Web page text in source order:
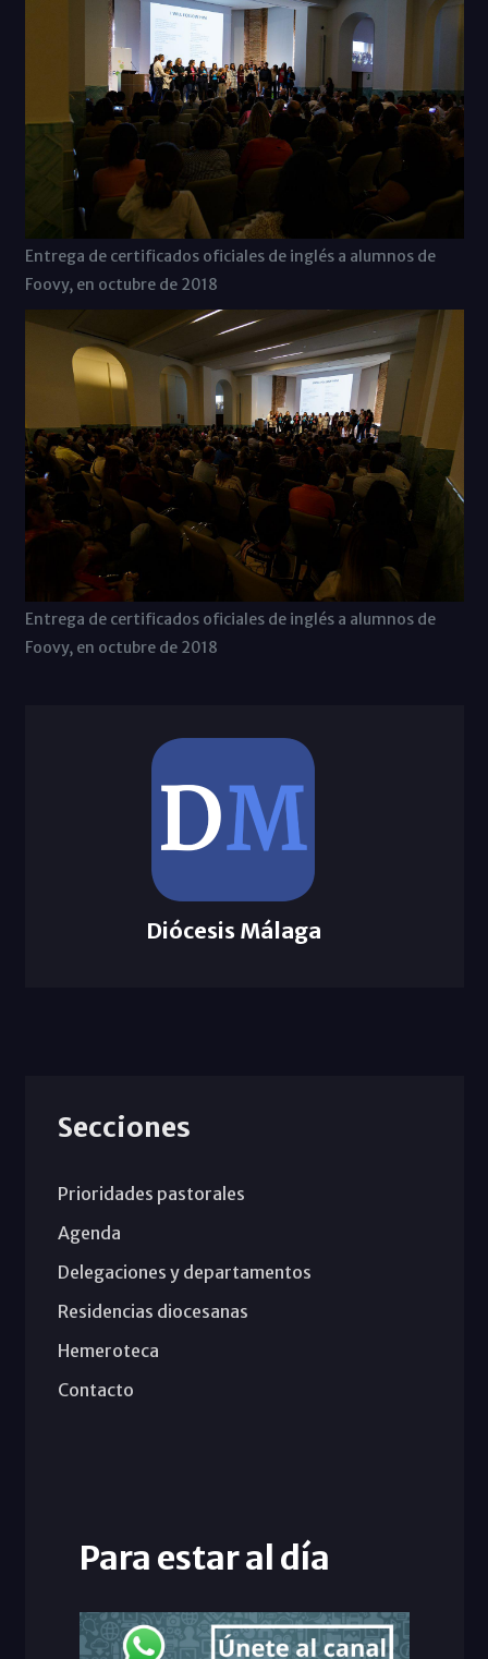
Entrega de certificados oficiales de inglés a alumnos de
Foovy, en octubre de 2018
Entrega de certificados oficiales de inglés a alumnos de
Foovy, en octubre de 2018
Diócesis Málaga
Secciones
Prioridades pastorales
Agenda
Delegaciones y departamentos
Residencias diocesanas
Hemeroteca
Contacto
Para estar al día